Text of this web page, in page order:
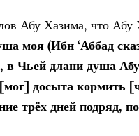
Абу Хазима, что Абу
моя (Ибн ‘Аббад
в Чьей длани душа
досыта кормить
трёх дней подряд,